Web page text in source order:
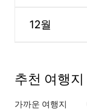
12월
추천 여행지
가까운 여행지